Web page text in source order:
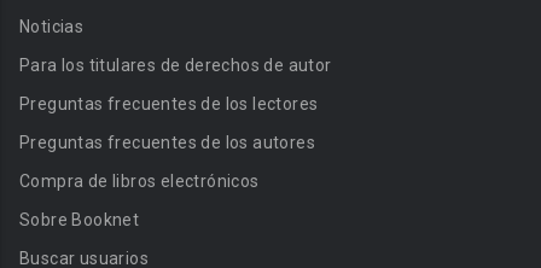
Noticias
Para los titulares de derechos de autor
Preguntas frecuentes de los lectores
Preguntas frecuentes de los autores
Compra de libros electrónicos
Sobre Booknet
Buscar usuarios